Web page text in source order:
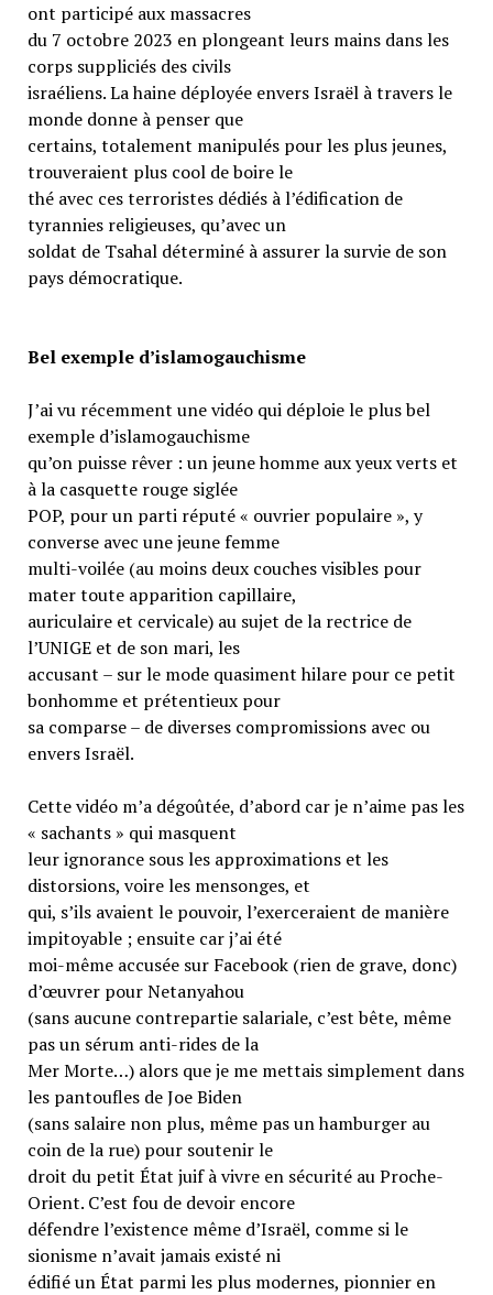
ont participé aux massacres
du 7 octobre 2023 en plongeant leurs mains dans les
corps suppliciés des civils
israéliens. La haine déployée envers Israël à travers le
monde donne à penser que
certains, totalement manipulés pour les plus jeunes,
trouveraient plus cool de boire le
thé avec ces terroristes dédiés à l’édification de
tyrannies religieuses, qu’avec un
soldat de Tsahal déterminé à assurer la survie de son
pays démocratique.
Bel exemple d’islamogauchisme
J’ai vu récemment une vidéo qui déploie le plus bel
exemple d’islamogauchisme
qu’on puisse rêver : un jeune homme aux yeux verts et
à la casquette rouge siglée
POP, pour un parti réputé « ouvrier populaire », y
converse avec une jeune femme
multi-voilée (au moins deux couches visibles pour
mater toute apparition capillaire,
auriculaire et cervicale) au sujet de la rectrice de
l’UNIGE et de son mari, les
accusant – sur le mode quasiment hilare pour ce petit
bonhomme et prétentieux pour
sa comparse – de diverses compromissions avec ou
envers Israël.
Cette vidéo m’a dégoûtée, d’abord car je n’aime pas les
« sachants » qui masquent
leur ignorance sous les approximations et les
distorsions, voire les mensonges, et
qui, s’ils avaient le pouvoir, l’exerceraient de manière
impitoyable ; ensuite car j’ai été
moi-même accusée sur Facebook (rien de grave, donc)
d’œuvrer pour Netanyahou
(sans aucune contrepartie salariale, c’est bête, même
pas un sérum anti-rides de la
Mer Morte…) alors que je me mettais simplement dans
les pantoufles de Joe Biden
(sans salaire non plus, même pas un hamburger au
coin de la rue) pour soutenir le
droit du petit État juif à vivre en sécurité au Proche-
Orient. C’est fou de devoir encore
défendre l’existence même d’Israël, comme si le
sionisme n’avait jamais existé ni
édifié un État parmi les plus modernes, pionnier en